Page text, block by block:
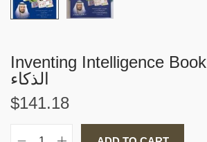
Inventing Intelligence Book كتاب صناعة
الذكاء
$141.18